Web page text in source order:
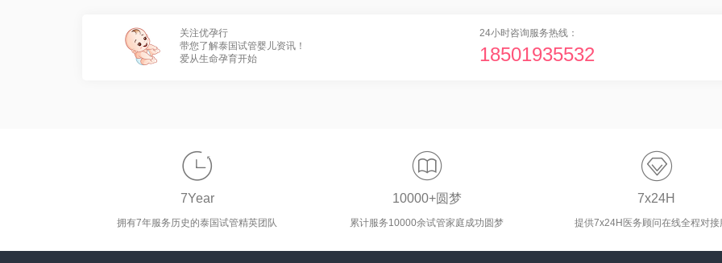
关注优孕行
带您了解泰国试管婴儿资讯！
爱从生命孕育开始
24小时咨询服务热线：
18501935532

7Year
拥有7年服务历史的泰国试管精英团队

10000+圆梦
累计服务10000余试管家庭成功圆梦

7x24H
提供7x24H医务顾问在线全程对接